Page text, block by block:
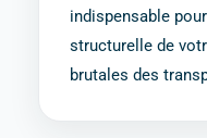
indispensable
structurelle de
brutales des